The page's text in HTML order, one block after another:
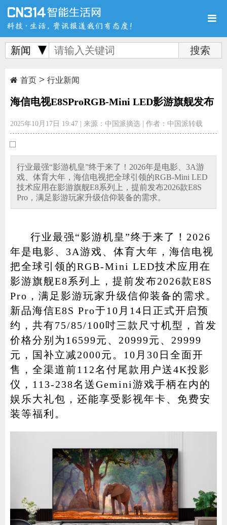
首页
图赏 游记 直播
家电 技巧 作者
登录 注册
新闻
首页> 行业新闻
海信电视E8SProRGB-Mini LED影游旗舰发布
2025年10月17日 19:47| 来源：中国派摘选| 作者：中国派转载
行业最强“影游机皇”终于来了！2026年是电影、3A游
戏、体育大年，海信电视把全球引领的RGB-Mini LED
技术应用在影游旗舰E8系列上，提前发布2026款E8S
Pro，满足影游玩家升级信仰装备的需求。
行业最强“影游机皇”终于来了！2026
年是电影、3A游戏、体育大年，海信电视
把全球引领的RGB-Mini LED技术应用在
影游旗舰E8系列上，提前发布2026款E8S
Pro，满足影游玩家升级信仰装备的需求。
新品海信E8S Pro于10月14日正式开启预
约，共有75/85/100吋三款尺寸机型，首发
价格分别为16599元、20999元、29999
元，国补立减2000元。10月30日全面开
售，全渠道前112名付尾款用户送4K投影
仪，113-238名送Gemini游戏手柄在内的
娱乐大礼包，还能享受影视年卡、免费安
装等福利。